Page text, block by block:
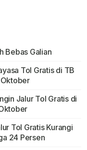
Bebas Galian
Tol Gratis di TB
Jalur Tol Gratis di
Tol Gratis Kurangi
24 Persen